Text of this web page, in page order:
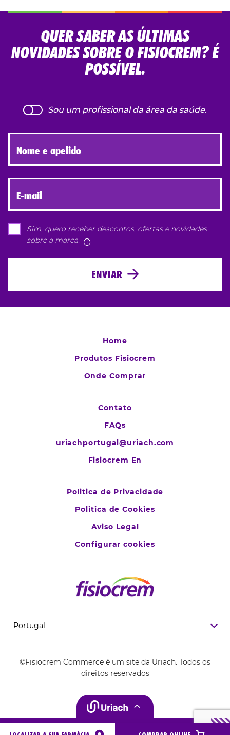
QUER SABER AS ÚLTIMAS
NOVIDADES SOBRE O FISIOCREM? É
POSSÍVEL.
Sou um profissional da área da saúde.
Nome e apelido
E-mail
ENVIAR
Sim, quero receber descontos, ofertas e novidades
sobre a marca.
Home
Produtos Fisiocrem
Onde Comprar
Contato
FAQs
uriachportugal@uriach.com
Fisiocrem En
Politica de Privacidade
Politica de Cookies
Aviso Legal
Configurar cookies
©Fisiocrem Commerce é um site da Uriach. Todos os
direitos reservados